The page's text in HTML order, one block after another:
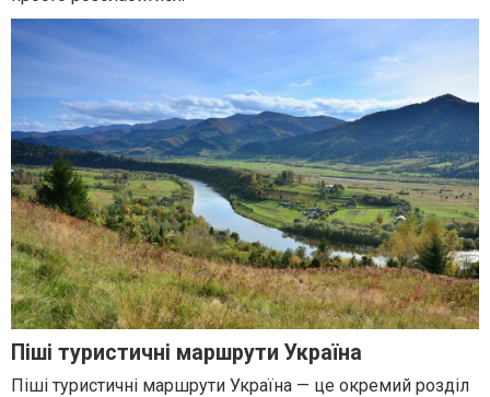
Піші туристичні маршрути Україна
Піші туристичні маршрути Україна — це окремий розділ